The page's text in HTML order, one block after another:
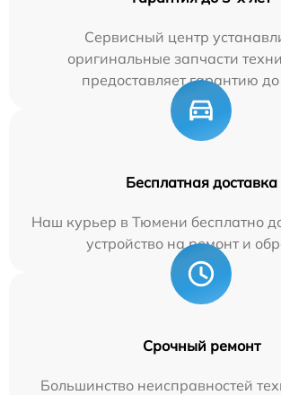
Сервисный центр
оригинальные запчасти
предоставляет гарантию до
Бесплатная доставка
Наш курьер в Тюмени бесплатно
устройство на ремонт и
Срочный ремонт
Большинство неисправностей